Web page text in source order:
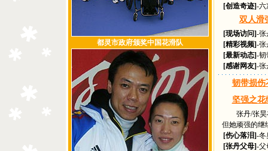
都灵市政府颁奖中国花滑队
[创造奇迹]-六
双人滑
[现场访问]-张
[精彩视频]-张
[最新动态]-韧
[感谢网友]-张
韧带损伤
坚强之
张丹/张昊在
但她顽强的继
[伤心落泪]-冬
[张丹父母]-父